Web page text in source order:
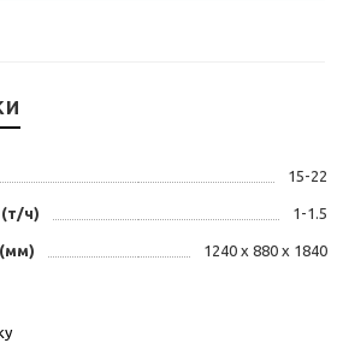
15-22
ч) 1-1.5
1240 x 880 x 1840